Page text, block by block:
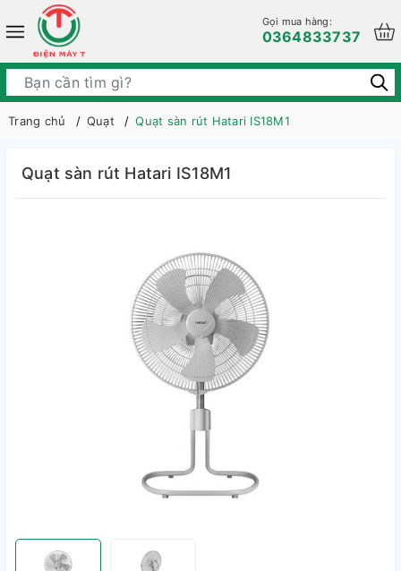
Gọi mua hàng:
0364833737
Trang chủ Quạt Quạt sàn rút Hatari IS18M1
Quạt sàn rút Hatari IS18M1